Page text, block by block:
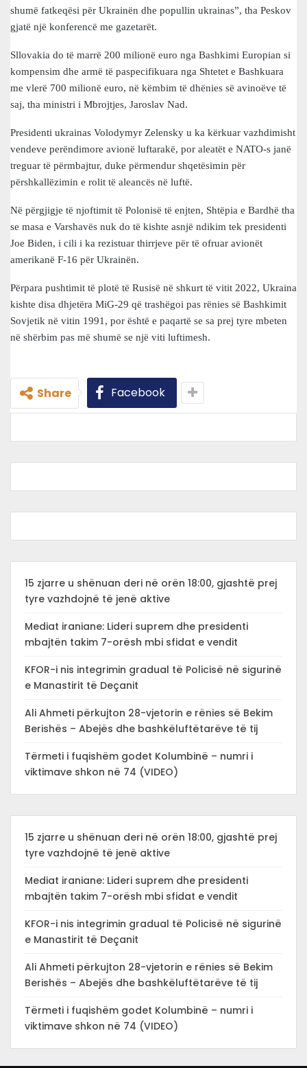
shumë fatkeqësi për Ukrainën dhe popullin ukrainas”, tha Peskov
gjatë një konferencë me gazetarët.
Sllovakia do të marrë 200 milionë euro nga Bashkimi Europian si
kompensim dhe armë të paspecifikuara nga Shtetet e Bashkuara
me vlerë 700 milionë euro, në këmbim të dhënies së avinoëve të
saj, tha ministri i Mbrojtjes, Jaroslav Nad.
Presidenti ukrainas Volodymyr Zelensky u ka kërkuar vazhdimisht
vendeve perëndimore avionë luftarakë, por aleatët e NATO-s janë
treguar të përmbajtur, duke përmendur shqetësimin për
përshkallëzimin e rolit të aleancës në luftë.
Në përgjigje të njoftimit të Polonisë të enjten, Shtëpia e Bardhë tha
se masa e Varshavës nuk do të kishte asnjë ndikim tek presidenti
Joe Biden, i cili i ka rezistuar thirrjeve për të ofruar avionët
amerikanë F-16 për Ukrainën.
Përpara pushtimit të plotë të Rusisë në shkurt të vitit 2022, Ukraina
kishte disa dhjetëra MiG-29 që trashëgoi pas rënies së Bashkimit
Sovjetik në vitin 1991, por është e paqartë se sa prej tyre mbeten
në shërbim pas më shumë se një viti luftimesh.
Share Facebook
15 zjarre u shënuan deri në orën 18:00, gjashtë prej
tyre vazhdojnë të jenë aktive
Mediat iraniane: Lideri suprem dhe presidenti
mbajtën takim 7-orësh mbi sfidat e vendit
KFOR-i nis integrimin gradual të Policisë në sigurinë
e Manastirit të Deçanit
Ali Ahmeti përkujton 28-vjetorin e rënies së Bekim
Berishës – Abejës dhe bashkëluftëtarëve të tij
Tërmeti i fuqishëm godet Kolumbinë – numri i
viktimave shkon në 74 (VIDEO)
15 zjarre u shënuan deri në orën 18:00, gjashtë prej
tyre vazhdojnë të jenë aktive
Mediat iraniane: Lideri suprem dhe presidenti
mbajtën takim 7-orësh mbi sfidat e vendit
KFOR-i nis integrimin gradual të Policisë në sigurinë
e Manastirit të Deçanit
Ali Ahmeti përkujton 28-vjetorin e rënies së Bekim
Berishës – Abejës dhe bashkëluftëtarëve të tij
Tërmeti i fuqishëm godet Kolumbinë – numri i
viktimave shkon në 74 (VIDEO)